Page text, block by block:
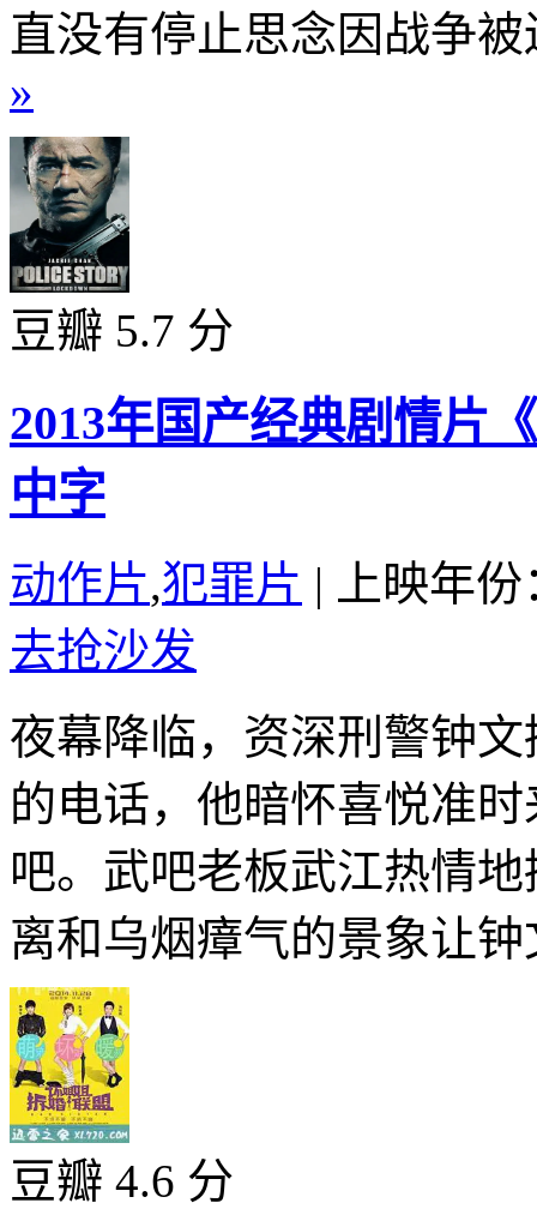
直没有停止思念因战争
»
豆瓣 5.7 分
2013年国产经典剧情片
中字
动作片,犯罪片 |
上映年
去抢沙发
夜幕降临，资深刑警钟
的电话，他暗怀喜悦准
吧。武吧老板武江热情
离和乌烟瘴气的景象让
豆瓣 4.6 分